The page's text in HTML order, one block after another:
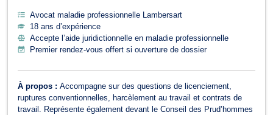
Avocat maladie professionnelle Lambersart
18 ans d’expérience
Accepte l’aide juridictionnelle en maladie professionnelle
Premier rendez-vous offert si ouverture de dossier
À propos : Accompagne sur des questions de licenciement,
ruptures conventionnelles, harcèlement au travail et contrats de
travail. Représente également devant le Conseil des Prud’hommes